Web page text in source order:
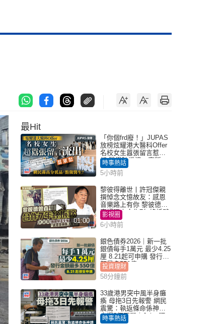
最Hit
「你個frd廢！」JUPAS
放榜炫耀港大醫科Offer
名校女生囂張留言惹眾
怒 醫學院澄清：宣稱
「40.5分獲錄取」不符事
實｜Juicy叮
時事熱話
5小時前
01:00
黎彼得離世丨許冠傑親
撰悼念文憶故友：感恩
音樂路上有你 黎彼德曾
直認唔夾合作7年終拆夥
影視圈
6小時前
銀色債券2026｜新一批
銀債每手1萬元 最少4.25
厘 8.21起可申購 發行金
額最多550億
投資理財
58分鐘前
33歲港男突中風半身癱
瘓 母拖3日先報警 網民
震驚：執返條命係神蹟
自爆2個惡習｜Juicy叮
時事熱話